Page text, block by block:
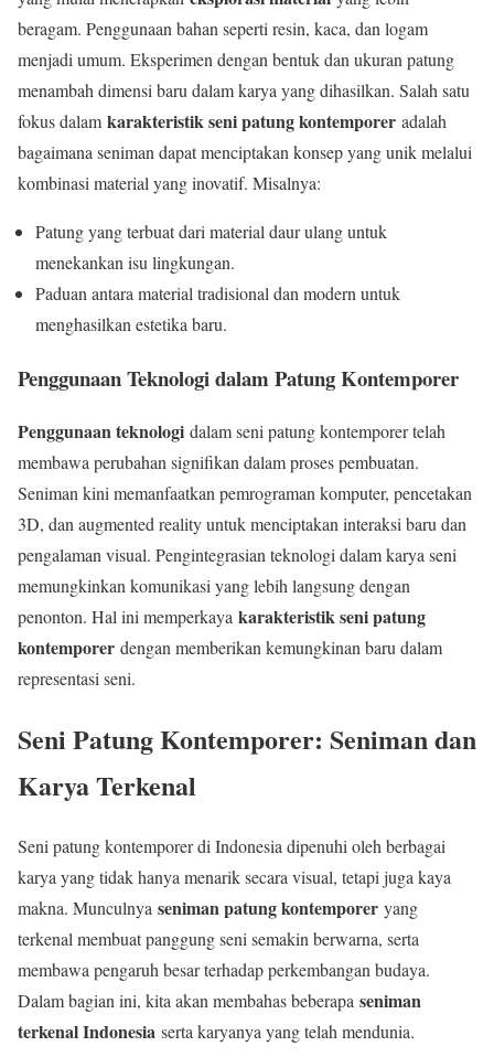
beragam. Penggunaan bahan seperti resin, kaca, dan logam
menjadi umum. Eksperimen dengan bentuk dan ukuran patung
menambah dimensi baru dalam karya yang dihasilkan. Salah satu
fokus dalam karakteristik seni patung kontemporer adalah
bagaimana seniman dapat menciptakan konsep yang unik melalui
kombinasi material yang inovatif. Misalnya:
Patung yang terbuat dari material daur ulang untuk
menekankan isu lingkungan.
Paduan antara material tradisional dan modern untuk
menghasilkan estetika baru.
Penggunaan Teknologi dalam Patung Kontemporer
Penggunaan teknologi dalam seni patung kontemporer telah
membawa perubahan signifikan dalam proses pembuatan.
Seniman kini memanfaatkan pemrograman komputer, pencetakan
3D, dan augmented reality untuk menciptakan interaksi baru dan
pengalaman visual. Pengintegrasian teknologi dalam karya seni
memungkinkan komunikasi yang lebih langsung dengan
penonton. Hal ini memperkaya karakteristik seni patung
kontemporer dengan memberikan kemungkinan baru dalam
representasi seni.
Seni Patung Kontemporer: Seniman dan
Karya Terkenal
Seni patung kontemporer di Indonesia dipenuhi oleh berbagai
karya yang tidak hanya menarik secara visual, tetapi juga kaya
makna. Munculnya seniman patung kontemporer yang
terkenal membuat panggung seni semakin berwarna, serta
membawa pengaruh besar terhadap perkembangan budaya.
Dalam bagian ini, kita akan membahas beberapa seniman
terkenal Indonesia serta karyanya yang telah mendunia.